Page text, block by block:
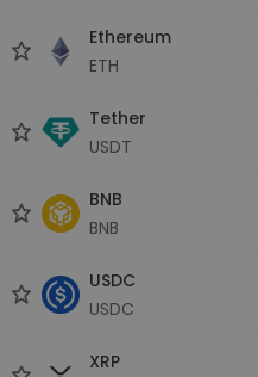
Ethereum
ETH
Tether
USDT
BNB
BNB
USDC
USDC
XRP